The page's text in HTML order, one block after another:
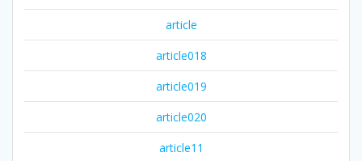
article
article018
article019
article020
article11